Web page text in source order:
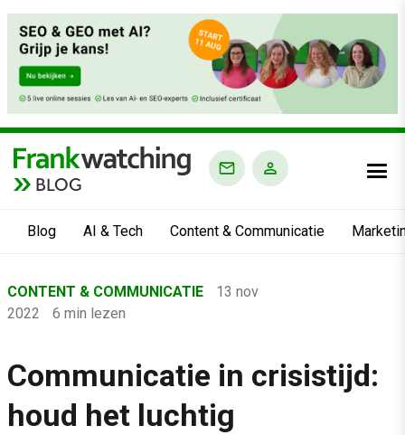
BLOG
Blog AI & Tech Content & Communicatie
›
Content & Communicatie
›
CONTENT & COMMUNICATIE
13 nov
2022
6 min lezen
Communicatie in crisistijd:
houd het luchtig